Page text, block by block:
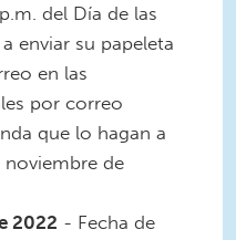
del Día de las
enviar su papeleta
en las
por correo
que lo hagan a
noviembre de
2022 - Fecha de